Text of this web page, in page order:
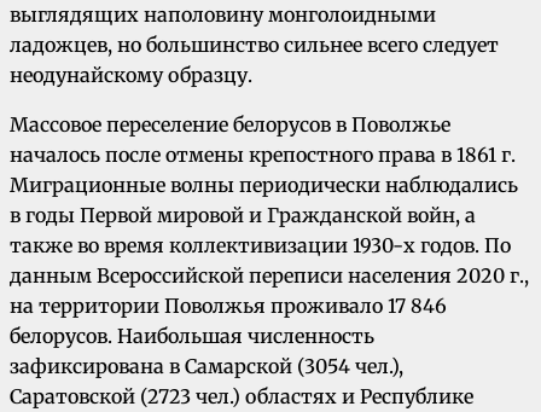
выглядящих наполовину монголоидными
ладожцев, но большинство сильнее всего следует
неодунайскому образцу.
Массовое переселение белорусов в Поволжье
началось после отмены крепостного права в 1861 г.
Миграционные волны периодически наблюдались
в годы Первой мировой и Гражданской войн, а
также во время коллективизации 1930-х годов. По
данным Всероссийской переписи населения 2020 г.,
на территории Поволжья проживало 17 846
белорусов. Наибольшая численность
зафиксирована в Самарской (3054 чел.),
Саратовской (2723 чел.) областях и Республике